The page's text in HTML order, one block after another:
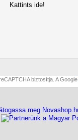
Kattints ide!
biztosítja. A Google